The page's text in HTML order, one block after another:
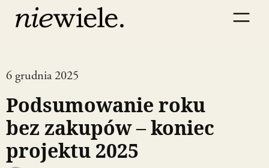
6 grudnia 2025
Podsumowanie roku
bez zakupów – koniec
projektu 2025